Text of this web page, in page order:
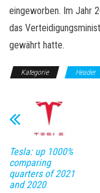
eingeworben. Im Jahr
das
gewährt hatte.
Kategorie Header
Tesla: up 1000%
comparing
quarters of 2021
and 2020